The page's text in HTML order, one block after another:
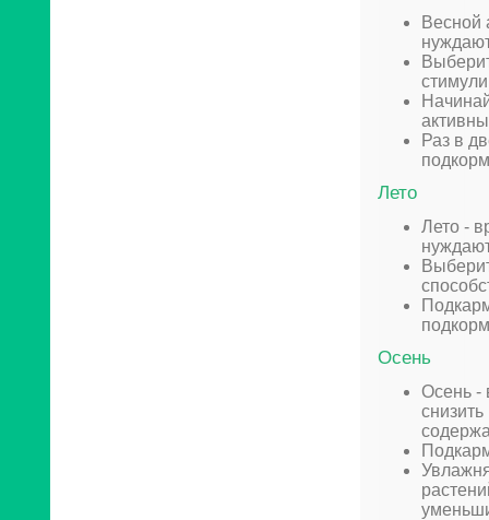
Весной
Раз в
Лето
Лето -
Осень
Осень -